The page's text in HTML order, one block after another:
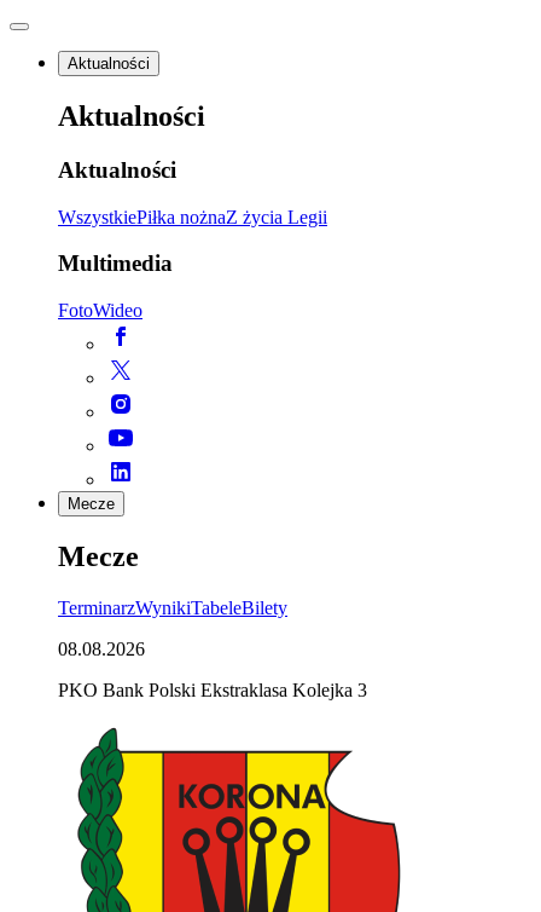
Aktualności
Aktualności
Aktualności
WszystkiePiłka nożnaZ życia Legii
Multimedia
FotoWideo
Mecze
Mecze
TerminarzWynikiTabeleBilety
08.08.2026
PKO Bank Polski Ekstraklasa Kolejka 3